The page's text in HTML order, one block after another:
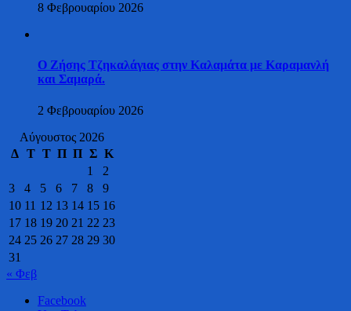
8 Φεβρουαρίου 2026
Ο Ζήσης Τζηκαλάγιας στην Καλαμάτα με Καραμανλή
και Σαμαρά.
2 Φεβρουαρίου 2026
Αύγουστος 2026
Δ Τ Τ Π Π Σ Κ
1
2
3
4 5 6 7 8
9
10 11 12 13 14 15 16
17 18 19 20 21 22 23
24 25 26 27 28 29 30
31
« Φεβ
Facebook